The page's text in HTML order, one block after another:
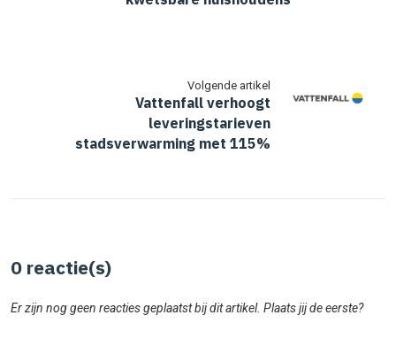
Volgende artikel
Vattenfall verhoogt
leveringstarieven
stadsverwarming met 115%
0 reactie(s)
Er zijn nog geen reacties geplaatst bij dit artikel. Plaats jij de eerste?